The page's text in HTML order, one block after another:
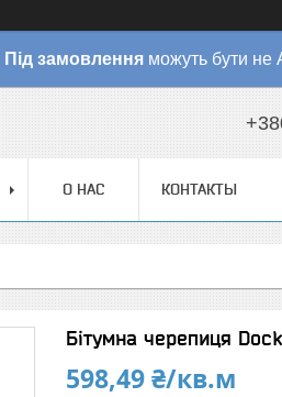
Під замовлення можуть бути не
О НАС КОНТАКТЫ
Бітумна черепиця
598,49 ₴/кв.м